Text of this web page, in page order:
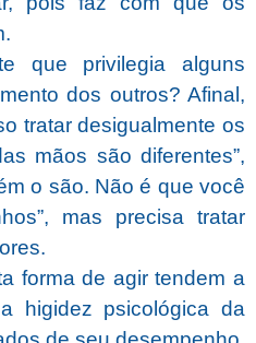
que privilegia alguns
dos outros? Afinal,
tratar desigualmente os
mãos são diferentes”,
o são. Não é que você
mas precisa tratar
forma de agir tendem a
higidez psicológica da